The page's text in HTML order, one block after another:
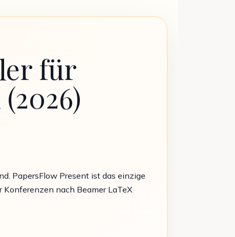
für
PapersFlow Present ist das einzige
nach Beamer LaTeX